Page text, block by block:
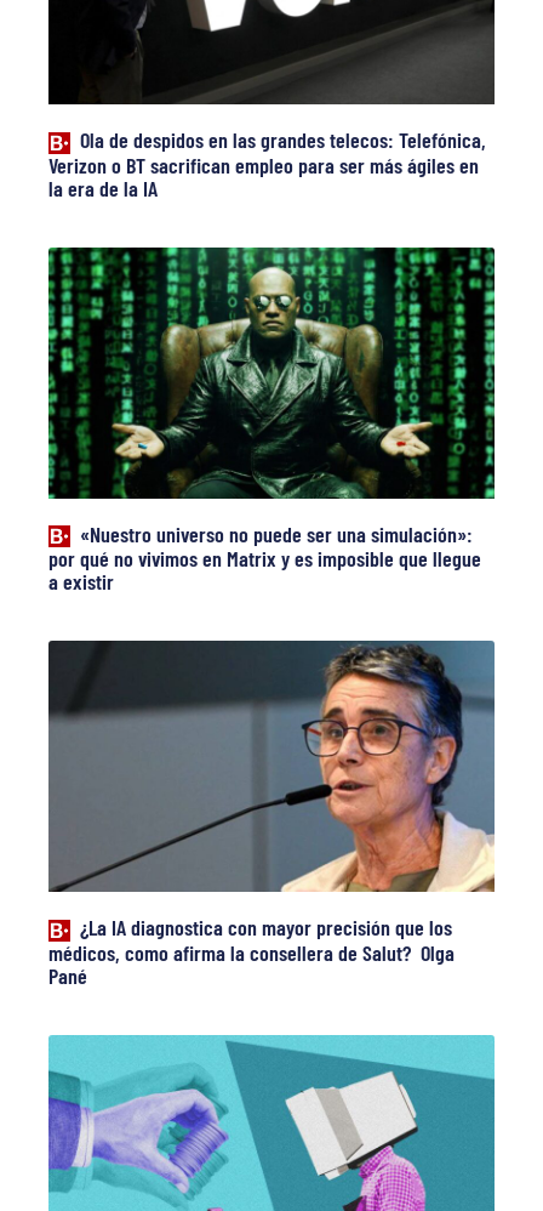
Ola de despidos en las grandes telecos: Telefónica,
Verizon o BT sacrifican empleo para ser más ágiles en
la era de la IA
«Nuestro universo no puede ser una simulación»:
por qué no vivimos en Matrix y es imposible que llegue
a existir
¿La IA diagnostica con mayor precisión que los
médicos, como afirma la consellera de Salut? Olga
Pané